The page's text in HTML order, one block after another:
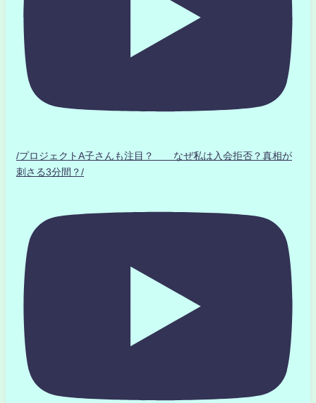
/プロジェクトA子さんも注目？ なぜ私は入会拒否？真相が
刺さる3分間？/